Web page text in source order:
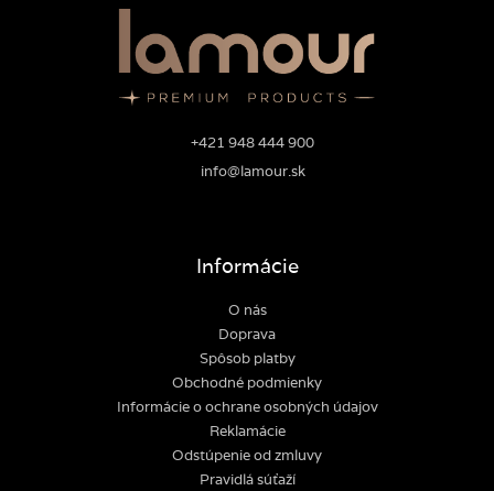
+421 948 444 900
info@lamour.sk
Informácie
O nás
Doprava
Spôsob platby
Obchodné podmienky
Informácie o ochrane osobných údajov
Reklamácie
Odstúpenie od zmluvy
Pravidlá súťaží